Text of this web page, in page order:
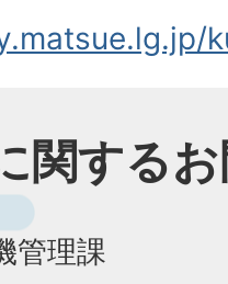
関する
管理課